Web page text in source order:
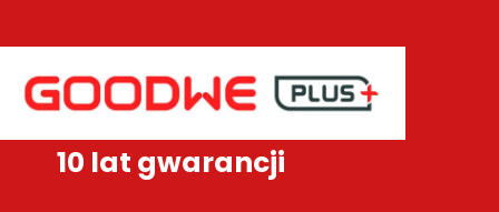
10 lat gwarancji